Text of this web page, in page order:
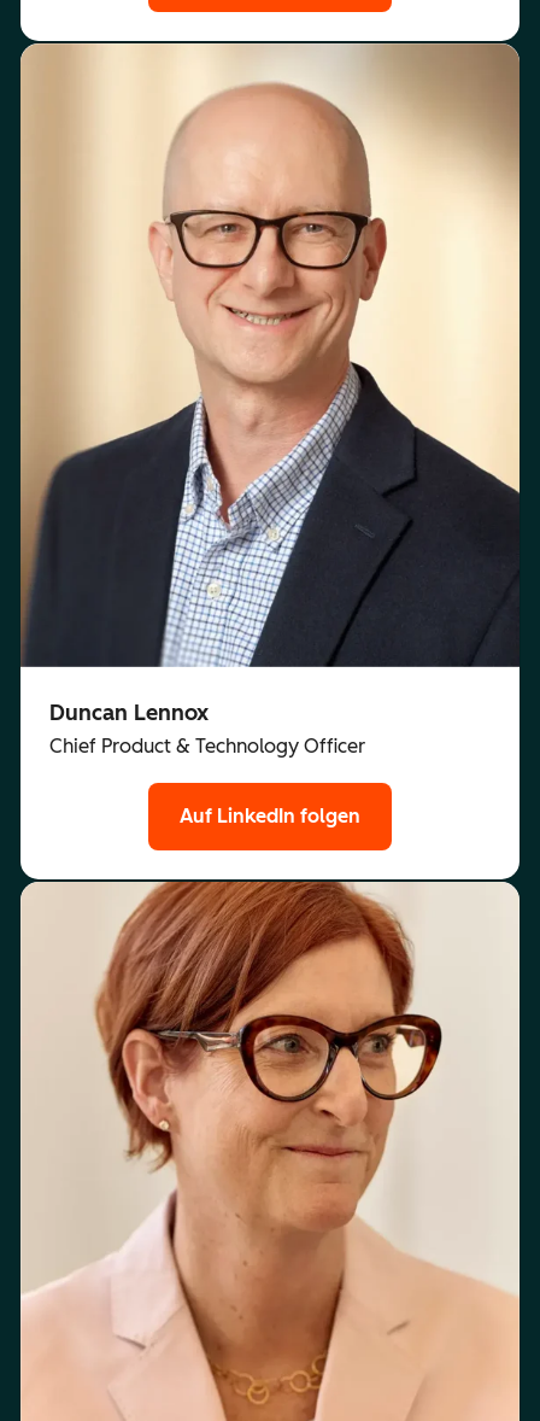
Duncan Lennox
Chief Product & Technology Officer
Auf LinkedIn folgen